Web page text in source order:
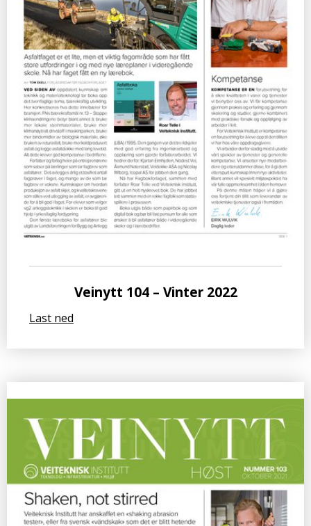
Veinytt 104 – Vinter 2022
Last ned